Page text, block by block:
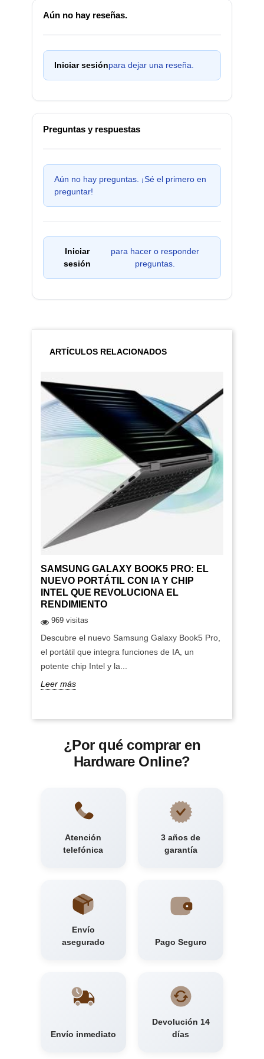
Aún no hay reseñas.
Iniciar sesiónpara dejar una reseña.
Preguntas y respuestas
Aún no hay preguntas. ¡Sé el primero en
preguntar!
Iniciar
sesión
para hacer o responder
preguntas.
ARTÍCULOS RELACIONADOS
SAMSUNG GALAXY BOOK5 PRO: EL
NUEVO PORTÁTIL CON IA Y CHIP
INTEL QUE REVOLUCIONA EL
RENDIMIENTO
969 visitas
Descubre el nuevo Samsung Galaxy Book5 Pro,
el portátil que integra funciones de IA, un
potente chip Intel y la...
Leer más
¿Por qué comprar en
Hardware Online?
Atención
telefónica
3 años de
garantía
Envío
asegurado
Pago Seguro
Envío inmediato
Devolución 14
días